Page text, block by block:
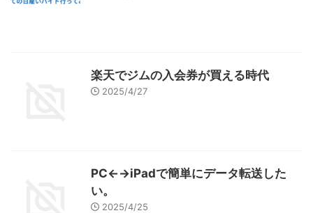
楽天でジムの入会券が買える時代
2025/4/27
PC←→iPadで簡単にデータ転送した
い。
2025/4/25